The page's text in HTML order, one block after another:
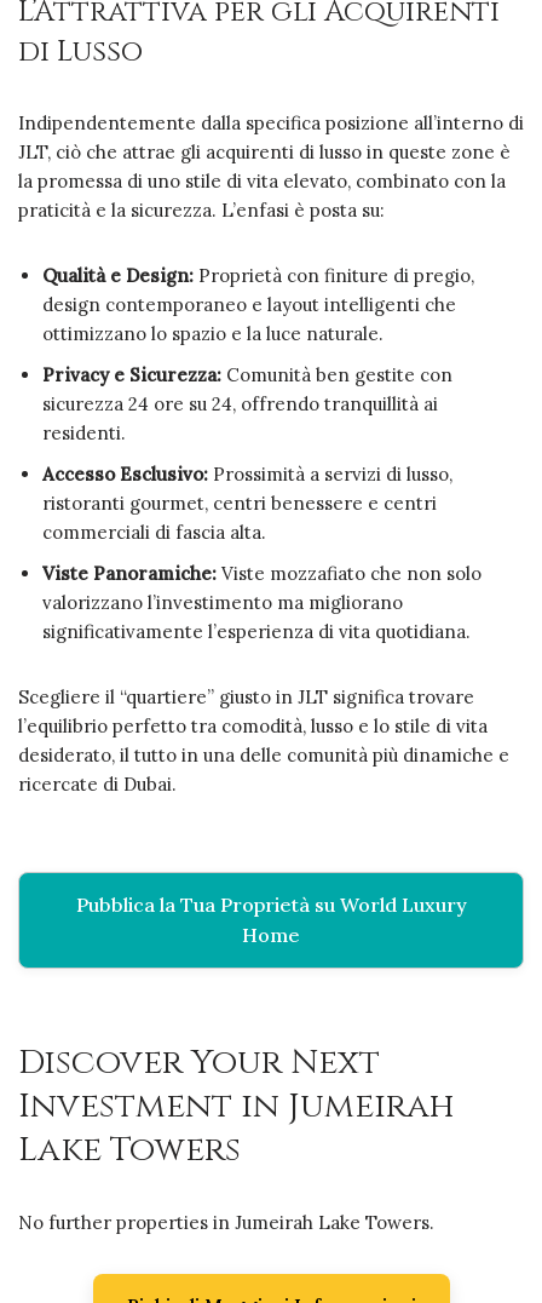
L’Attrattiva per gli Acquirenti
di Lusso
Indipendentemente dalla specifica posizione all’interno di
JLT, ciò che attrae gli acquirenti di lusso in queste zone è
la promessa di uno stile di vita elevato, combinato con la
praticità e la sicurezza. L’enfasi è posta su:
Qualità e Design: Proprietà con finiture di pregio,
design contemporaneo e layout intelligenti che
ottimizzano lo spazio e la luce naturale.
Privacy e Sicurezza: Comunità ben gestite con
sicurezza 24 ore su 24, offrendo tranquillità ai
residenti.
Accesso Esclusivo: Prossimità a servizi di lusso,
ristoranti gourmet, centri benessere e centri
commerciali di fascia alta.
Viste Panoramiche: Viste mozzafiato che non solo
valorizzano l’investimento ma migliorano
significativamente l’esperienza di vita quotidiana.
Scegliere il “quartiere” giusto in JLT significa trovare
l’equilibrio perfetto tra comodità, lusso e lo stile di vita
desiderato, il tutto in una delle comunità più dinamiche e
ricercate di Dubai.
Pubblica la Tua Proprietà su World Luxury
Home
Discover Your Next
Investment in Jumeirah
Lake Towers
No further properties in Jumeirah Lake Towers.